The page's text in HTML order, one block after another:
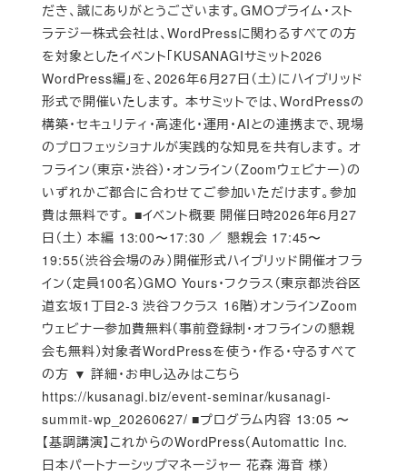
だき、誠にありがとうございます。GMOプライム・スト
ラテジー株式会社は、WordPressに関わるすべての方
を対象としたイベント「KUSANAGIサミット2026
WordPress編」を、2026年6月27日（土）にハイブリッド
形式で開催いたします。 本サミットでは、WordPressの
構築・セキュリティ・高速化・運用・AIとの連携まで、現場
のプロフェッショナルが実践的な知見を共有します。 オ
フライン（東京・渋谷）・オンライン（Zoomウェビナー）の
いずれかご都合に合わせてご参加いただけます。参加
費は無料です。 ■イベント概要 開催日時2026年6月27
日（土） 本編 13:00〜17:30 ／ 懇親会 17:45〜
19:55（渋谷会場のみ）開催形式ハイブリッド開催オフラ
イン（定員100名）GMO Yours・フクラス（東京都渋谷区
道玄坂1丁目2-3 渋谷フクラス 16階）オンラインZoom
ウェビナー参加費無料（事前登録制・オフラインの懇親
会も無料）対象者WordPressを使う・作る・守るすべて
の方 ▼ 詳細・お申し込みはこちら
https://kusanagi.biz/event-seminar/kusanagi-
summit-wp_20260627/ ■プログラム内容 13:05 〜
【基調講演】これからのWordPress（Automattic Inc.
日本パートナーシップマネージャー 花森 海音 様）